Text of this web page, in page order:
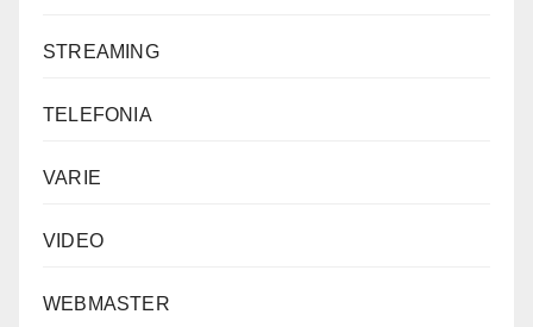
STREAMING
TELEFONIA
VARIE
VIDEO
WEBMASTER